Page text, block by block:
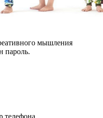
мышления
пароль.
телефона